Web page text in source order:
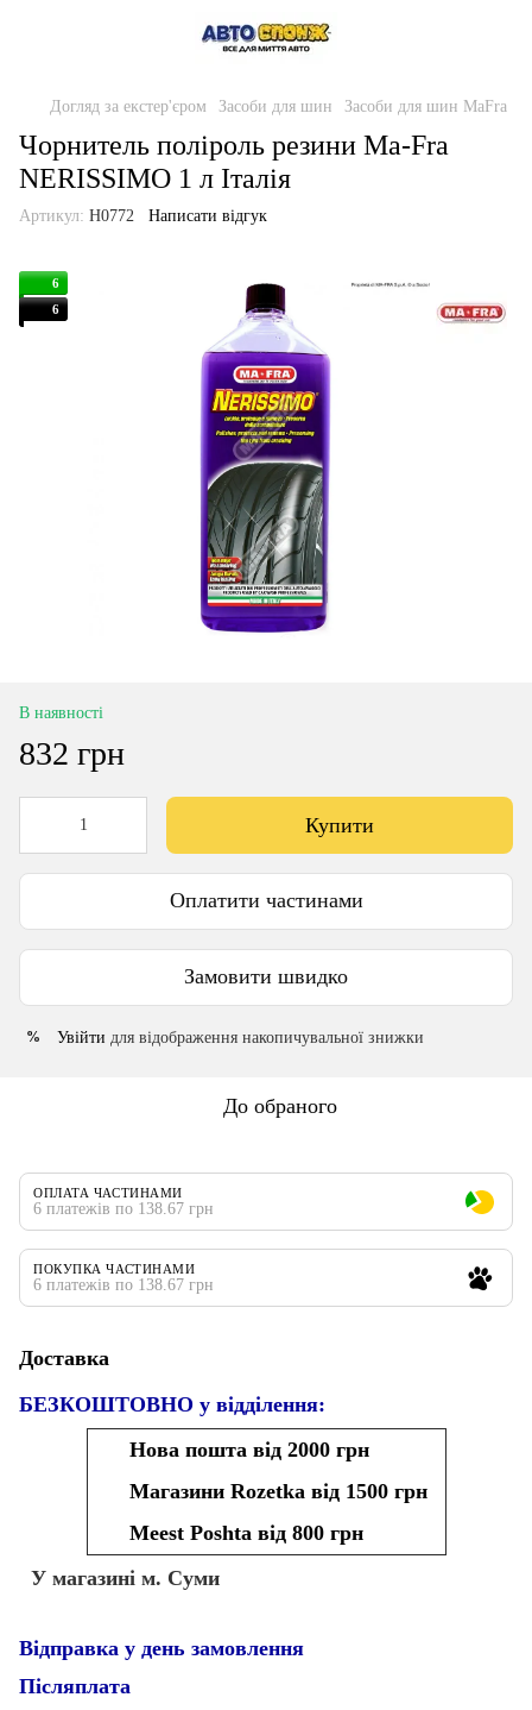
Догляд за екстер'єром Засоби для шин Засоби для шин MaFra
Чорнитель поліроль резини Ma-Fra
NERISSIMO 1 л Італія
Артикул: H0772 Написати відгук
6
6
В наявності
832 грн
Купити
Оплатити частинами
Замовити швидко
% Увійти для відображення накопичувальної знижки
До обраного
ОПЛАТА ЧАСТИНАМИ
6 платежів по 138.67 грн
ПОКУПКА ЧАСТИНАМИ
6 платежів по 138.67 грн
Доставка
БЕЗКОШТОВНО у відділення:
Нова пошта від 2000 грн
Магазини Rozetka від 1500 грн
Meest Poshta від 800 грн
У магазині м. Суми
Відправка у день замовлення
Післяплата